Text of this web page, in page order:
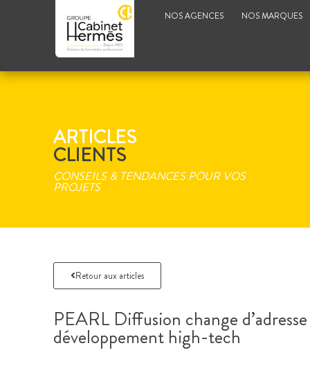
NOS AGENCES NOS MARQUES
ARTICLES
CLIENTS
CONSEILS & TENDANCES POUR VOS
PROJETS
Retour aux articles
PEARL Diffusion change
développement high-tech